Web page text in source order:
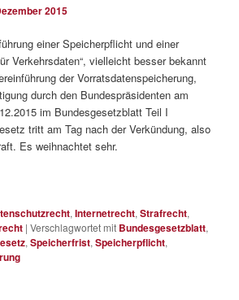
2015
einer Speicherpflicht und einer
Verkehrsdaten“, vielleicht besser bekannt
der Vorratsdatenspeicherung,
durch den Bundespräsidenten am
im Bundesgesetzblatt Teil I
tritt am Tag nach der Verkündung, also
Es weihnachtet sehr.
,Internetrecht,Strafrecht,
|Verschlagwortet mit Bundesgesetzblatt,
,Speicherfrist,Speicherpflicht,